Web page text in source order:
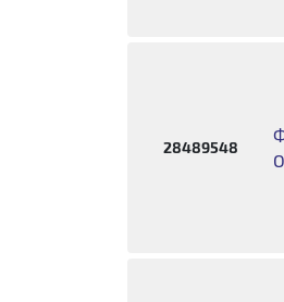
28489548